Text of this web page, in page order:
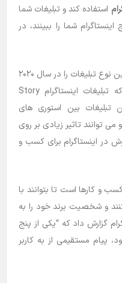
استفاده کند و تبلیغات شما
شما را ببینند، در
در حالی که تبلیغات عکسی احتمالا بهترین نوع تبلیغات را در سال ۲۰۲۰
حفظ می کند، آمار نشان می دهد که تبلیغات اینستاگرام Story
بین استوری های
توانند تاثیر زیادی بر روی
در اینستاگرام برای کسب و
و کارها است تا بتوانند با
کنند و شخصیت برند خود را به
در سال ۲۰۱۷، اینستاگرام گزارش داد که “یکی از پنج
پیام مستقیمی از به کاربر